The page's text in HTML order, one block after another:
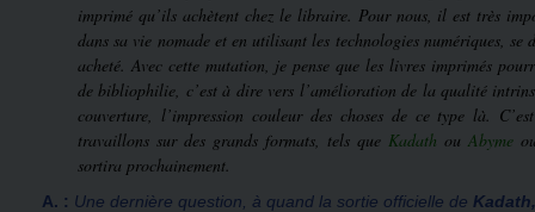
imprimé qu’ils achètent chez le libraire. Pour nous, il est très
dans sa vie nomade et en utilisant les technologies numériques,
acheté. Avec cette mutation, je pense que les livres imprimés
de bibliophilie, c’est à dire vers l’amélioration de la qualité
couverture, l’impression couleur des choses de ce type là.
travaillons sur des grands formats, tels que Kadath ou Abyme
sortira prochainement.
A. : Une dernière question, à quand la sortie officielle de